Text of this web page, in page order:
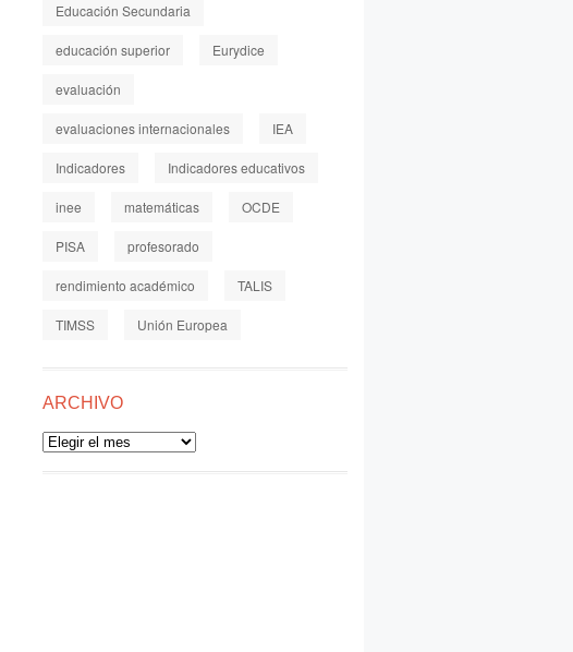
Educación Secundaria
educación superior Eurydice
evaluación
evaluaciones internacionales IEA
Indicadores Indicadores educativos
inee matemáticas OCDE
PISA profesorado
rendimiento académico TALIS
TIMSS Unión Europea
ARCHIVO
Archivo